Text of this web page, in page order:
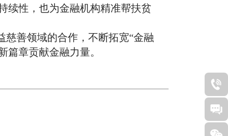
续性，也为金融机构精准帮扶贫
慈善领域的合作，不断拓宽“金融
章贡献金融力量。